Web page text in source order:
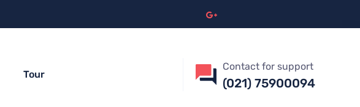
Tour
Contact for support
(021) 75900094